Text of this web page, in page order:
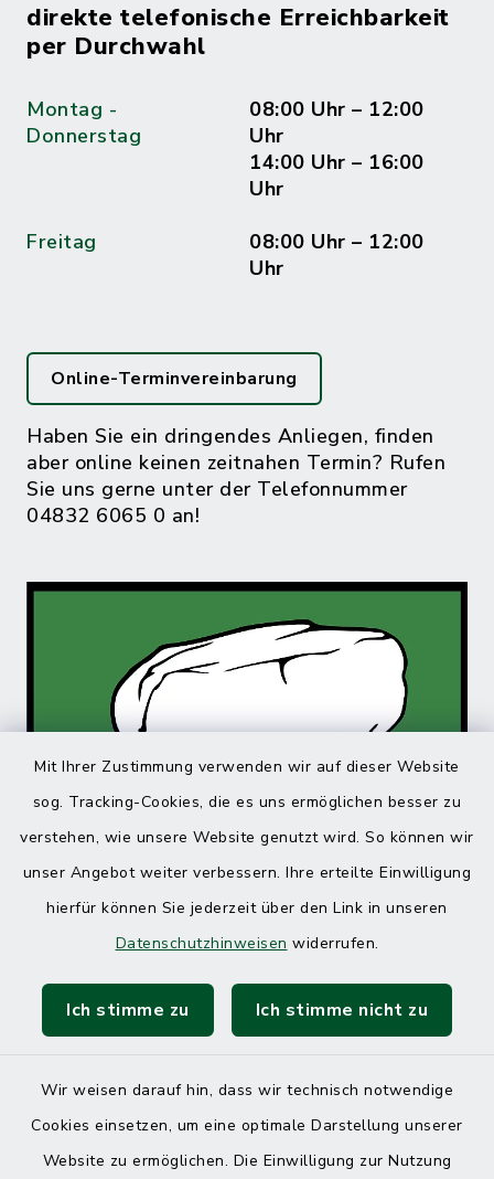
Mit Ihrer Zustimmung verwenden wir auf dieser Website
sog. Tracking-Cookies, die es uns ermöglichen besser zu
verstehen, wie unsere Website genutzt wird. So können wir
unser Angebot weiter verbessern. Ihre erteilte Einwilligung
hierfür können Sie jederzeit über den Link in unseren
Datenschutzhinweisen widerrufen.
Ich stimme zu Ich stimme nicht zu
Wir weisen darauf hin, dass wir technisch notwendige
Cookies einsetzen, um eine optimale Darstellung unserer
Website zu ermöglichen. Die Einwilligung zur Nutzung
direkte telefonische Erreichbarkeit
per Durchwahl
Montag -
Donnerstag
08:00 Uhr – 12:00
Uhr
14:00 Uhr – 16:00
Uhr
Freitag
08:00 Uhr – 12:00
Uhr
Online-Terminvereinbarung
Haben Sie ein dringendes Anliegen, finden
aber online keinen zeitnahen Termin? Rufen
Sie uns gerne unter der Telefonnummer
04832 6065 0 an!